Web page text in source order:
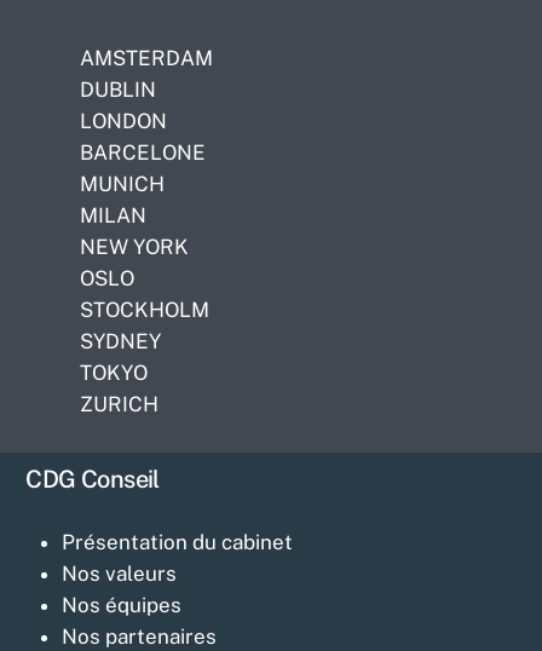
AMSTERDAM
DUBLIN
LONDON
BARCELONE
MUNICH
MILAN
NEW YORK
OSLO
STOCKHOLM
SYDNEY
TOKYO
ZURICH
CDG Conseil
Présentation du cabinet
Nos valeurs
Nos équipes
Nos partenaires